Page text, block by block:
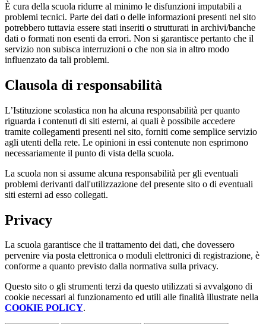
È cura della scuola ridurre al minimo le disfunzioni imputabili a
problemi tecnici. Parte dei dati o delle informazioni presenti nel sito
potrebbero tuttavia essere stati inseriti o strutturati in archivi/banche
dati o formati non esenti da errori. Non si garantisce pertanto che il
servizio non subisca interruzioni o che non sia in altro modo
influenzato da tali problemi.
Clausola di responsabilità
L’Istituzione scolastica non ha alcuna responsabilità per quanto
riguarda i contenuti di siti esterni, ai quali è possibile accedere
tramite collegamenti presenti nel sito, forniti come semplice servizio
agli utenti della rete. Le opinioni in essi contenute non esprimono
necessariamente il punto di vista della scuola.
La scuola non si assume alcuna responsabilità per gli eventuali
problemi derivanti dall'utilizzazione del presente sito o di eventuali
siti esterni ad esso collegati.
Privacy
La scuola garantisce che il trattamento dei dati, che dovessero
pervenire via posta elettronica o moduli elettronici di registrazione, è
conforme a quanto previsto dalla normativa sulla privacy.
Questo sito o gli strumenti terzi da questo utilizzati si avvalgono di
cookie necessari al funzionamento ed utili alle finalità illustrate nella
COOKIE POLICY.